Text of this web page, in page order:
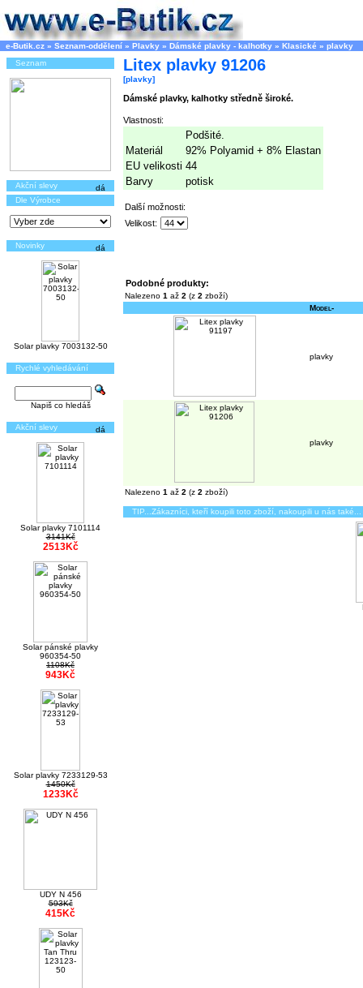
e-Butik.cz » Seznam-oddělení » Plavky » Dámské plavky - kalhotky » Klasické » plavky
Seznam
Akční slevy
Dle Výrobce
Novinky
Solar plavky 7003132-50
Rychlé vyhledávání
Napiš co hledáš
Akční slevy
Solar plavky 7101114
3141Kč
2513Kč
Solar pánské plavky
960354-50
1108Kč
943Kč
Solar plavky 7233129-53
1450Kč
1233Kč
UDY N 456
593Kč
415Kč
Litex plavky 91206
[plavky]
Dámské plavky, kalhotky středně široké.
Vlastnosti:
Podšité.
Materiál
92% Polyamid + 8% Elastan
EU velikosti 44
Barvy
potisk
Další možnosti:
Velikost:
Podobné produkty:
Nalezeno 1 až 2 (z 2 zboží)
Model-
plavky
plavky
Nalezeno 1 až 2 (z 2 zboží)
TIP...Zákazníci, kteří koupili toto zboží, nakoupili u nás také...